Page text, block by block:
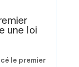
une loi
le premier